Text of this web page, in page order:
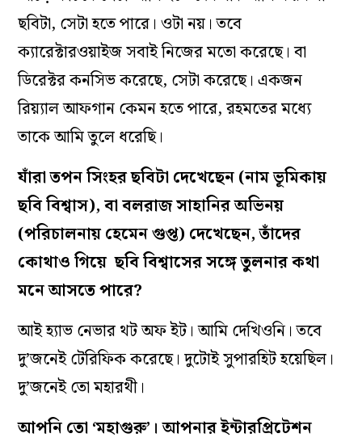
ছবিটা, সেটা হতে পারে। ওটা নয়। তবে
ক‌্যারেক্টারওয়াইজ সবাই নিজের মতো করেছে। বা
ডিরেক্টর কনসিভ করেছে, সেটা করেছে। একজন
রিয়‌্যাল আফগান কেমন হতে পারে, রহমতের মধ্যে
তাকে আমি তুলে ধরেছি।
যাঁরা তপন সিংহর ছবিটা দেখেছেন (নাম ভূমিকায়
ছবি বিশ্বাস), বা বলরাজ সাহানির অভিনয়
(পরিচালনায় হেমেন গুপ্ত) দেখেছেন, তাঁদের
কোথাও গিয়ে ছবি বিশ্বাসের সঙ্গে তুলনার কথা
মনে আসতে পারে?
আই হ‌্যাভ নেভার থট অফ ইট। আমি দেখিওনি। তবে
দু’জনেই টেরিফিক করেছে। দুটোই সুপারহিট হয়েছিল।
দু’জনেই তো মহারথী।
আপনি তো ‘মহাগুরু’। আপনার ইন্টারপ্রিটেশন